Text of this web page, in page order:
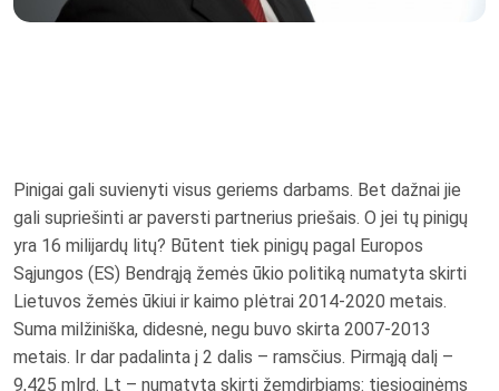
Pinigai gali suvienyti visus geriems darbams. Bet dažnai jie
gali supriešinti ar paversti partnerius priešais. O jei tų pinigų
yra 16 milijardų litų? Būtent tiek pinigų pagal Europos
Sąjungos (ES) Bendrąją žemės ūkio politiką numatyta skirti
Lietuvos žemės ūkiui ir kaimo plėtrai 2014-2020 metais.
Suma milžiniška, didesnė, negu buvo skirta 2007-2013
metais. Ir dar padalinta į 2 dalis – ramsčius. Pirmąją dalį –
9,425 mlrd. Lt – numatyta skirti žemdirbiams: tiesioginėms